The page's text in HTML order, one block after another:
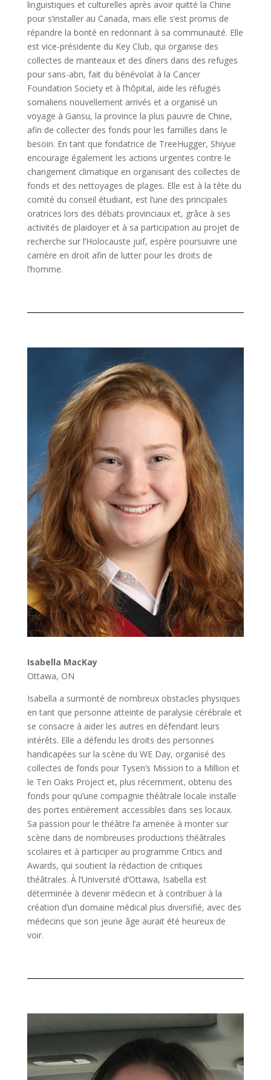
linguistiques et culturelles après avoir quitté la Chine
pour s’installer au Canada, mais elle s’est promis de
répandre la bonté en redonnant à sa communauté. Elle
est vice-présidente du Key Club, qui organise des
collectes de manteaux et des dîners dans des refuges
pour sans-abri, fait du bénévolat à la Cancer
Foundation Society et à l’hôpital, aide les réfugiés
somaliens nouvellement arrivés et a organisé un
voyage à Gansu, la province la plus pauvre de Chine,
afin de collecter des fonds pour les familles dans le
besoin. En tant que fondatrice de TreeHugger, Shiyue
encourage également les actions urgentes contre le
changement climatique en organisant des collectes de
fonds et des nettoyages de plages. Elle est à la tête du
comité du conseil étudiant, est l’une des principales
oratrices lors des débats provinciaux et, grâce à ses
activités de plaidoyer et à sa participation au projet de
recherche sur l’Holocauste juif, espère poursuivre une
carrière en droit afin de lutter pour les droits de
l’homme.
Isabella MacKay
Ottawa, ON
Isabella a surmonté de nombreux obstacles physiques
en tant que personne atteinte de paralysie cérébrale et
se consacre à aider les autres en défendant leurs
intérêts. Elle a défendu les droits des personnes
handicapées sur la scène du WE Day, organisé des
collectes de fonds pour Tysen’s Mission to a Million et
le Ten Oaks Project et, plus récemment, obtenu des
fonds pour qu’une compagnie théâtrale locale installe
des portes entièrement accessibles dans ses locaux.
Sa passion pour le théâtre l’a amenée à monter sur
scène dans de nombreuses productions théâtrales
scolaires et à participer au programme Critics and
Awards, qui soutient la rédaction de critiques
théâtrales. À l’Université d’Ottawa, Isabella est
déterminée à devenir médecin et à contribuer à la
création d’un domaine médical plus diversifié, avec des
médecins que son jeune âge aurait été heureux de
voir.